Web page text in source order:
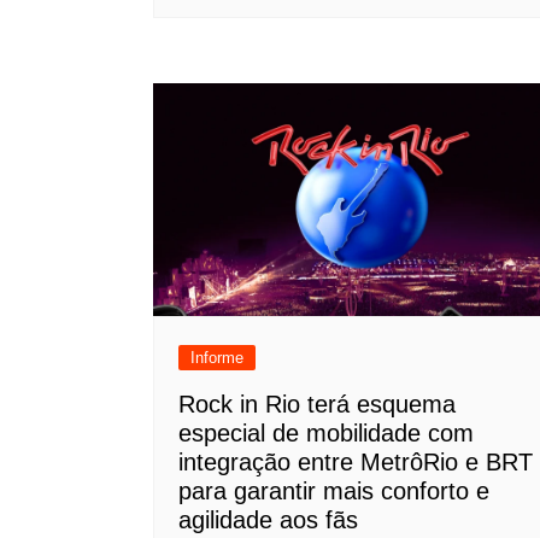
Informe
Rock in Rio terá esquema
especial de mobilidade com
integração entre MetrôRio e BRT
para garantir mais conforto e
agilidade aos fãs